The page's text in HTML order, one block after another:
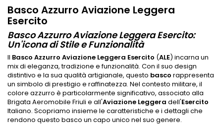
Basco Azzurro Aviazione Leggera
Esercito
Basco Azzurro Aviazione Leggera Esercito:
Un'icona di Stile e Funzionalità
Il Basco Azzurro Aviazione Leggera Esercito (ALE) incarna un
mix di eleganza, tradizione e funzionalità. Con il suo design
distintivo e la sua qualità artigianale, questo basco rappresenta
un simbolo di prestigio e raffinatezza. Nel contesto militare, il
colore azzurro è particolarmente significativo, associato alla
Brigata Aeromobile Friuli e all'Aviazione Leggera dell'Esercito
Italiano. Scopriamo insieme le caratteristiche e i dettagli che
rendono questo basco un capo unico nel suo genere.